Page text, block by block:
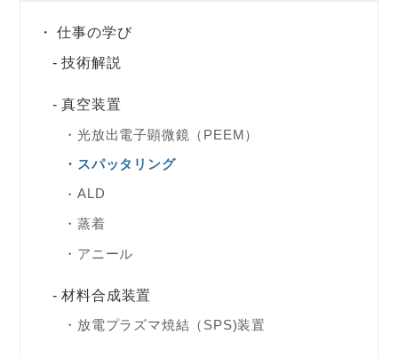
仕事の学び
技術解説
真空装置
光放出電子顕微鏡（PEEM）
スパッタリング
ALD
蒸着
アニール
材料合成装置
放電プラズマ焼結（SPS)装置